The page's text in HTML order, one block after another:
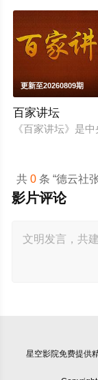
更新至20260809期
百家讲坛
《百家讲坛》是
共0 条 “德云社
影片评论
星空影院免费提供